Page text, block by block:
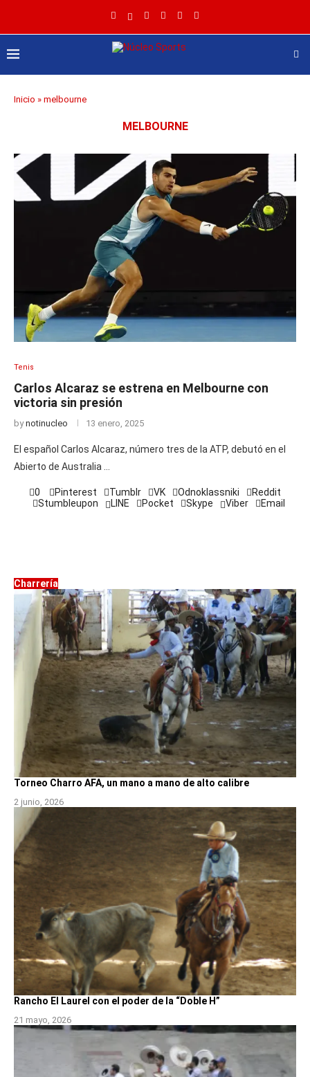
Inicio » melbourne
MELBOURNE
Tenis
Carlos Alcaraz se estrena en Melbourne con
victoria sin presión
bynotinucleo 13 enero, 2025
El español Carlos Alcaraz, número tres de la ATP, debutó en el
Abierto de Australia …
0 Pinterest Tumblr VK Odnoklassniki
Reddit
Stumbleupon
LINE Pocket Skype Viber Email
Charrería
Torneo Charro AFA, un mano a mano de alto calibre
2 junio, 2026
Rancho El Laurel con el poder de la “Doble H”
21 mayo, 2026